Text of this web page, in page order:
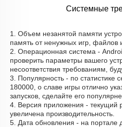
Системные
1. Объем незанятой памяти
память от ненужных игр, файлов
2. Операционная система -
проверить параметры вашего
несоответствия требованиям,
3. Популярность - по статистике
180000, о cлаве игры отлично
запусков, сделайте его
4. Версия приложения - текущий
увеличена производительность.
5. Дата обновления - на портале